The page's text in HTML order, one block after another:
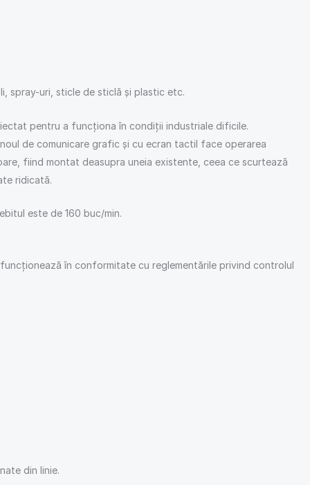
spray-uri, sticle de sticlă și plastic etc.
pentru a funcționa în condiții industriale dificile.
de comunicare grafic și cu ecran tactil face operarea
fiind montat deasupra uneia existente, ceea ce scurtează
ridicată.
este de 160 buc/min.
în conformitate cu reglementările privind controlul
din linie.